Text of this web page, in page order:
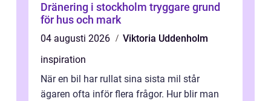
Dränering i stockholm tryggare grund
för hus och mark
04 augusti 2026
Viktoria Uddenholm
inspiration
När en bil har rullat sina sista mil står
ägaren ofta inför flera frågor. Hur blir man